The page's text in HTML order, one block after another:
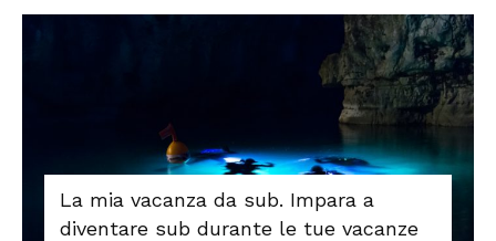
La mia vacanza da sub. Impara a
diventare sub durante le tue vacanze